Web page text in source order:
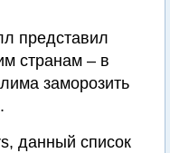
представил
странам – в
заморозить
данный список